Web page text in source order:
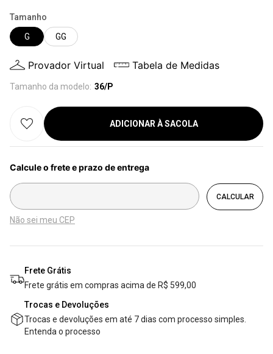
Tamanho
G
GG
Provador Virtual Tabela de Medidas
Tamanho da modelo: 36/P
ADICIONAR À SACOLA
Não sei meu CEP
Frete Grátis
Frete grátis em compras acima de R$ 599,00
Trocas e Devoluções
Trocas e devoluções em até 7 dias com processo simples.
Entenda o processo